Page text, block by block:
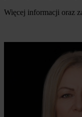
Więcej informacji oraz